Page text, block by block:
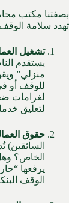
بصفتنا مكتب
تهدد سلامة
تشغيل
يستقدم
منزلي”
للوقف أو
لغرامات
لتعليق
حقوق
الخاص؟
يرفعها
الوقف